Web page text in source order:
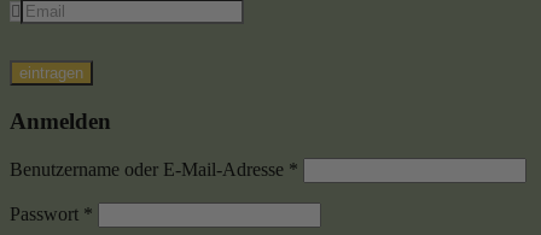
eintragen
Anmelden
Benutzername oder E-Mail-Adresse *
Passwort *